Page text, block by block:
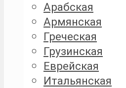
Арабская
Армянская
Греческая
Грузинская
Еврейская
Итальянская